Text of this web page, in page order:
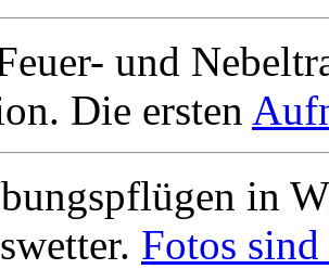
und
Die ersten
in
Fotos